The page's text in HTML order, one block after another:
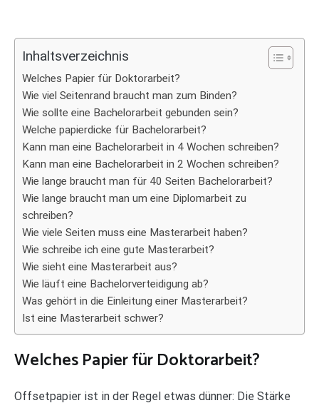
Inhaltsverzeichnis
Welches Papier für Doktorarbeit?
Wie viel Seitenrand braucht man zum Binden?
Wie sollte eine Bachelorarbeit gebunden sein?
Welche papierdicke für Bachelorarbeit?
Kann man eine Bachelorarbeit in 4 Wochen schreiben?
Kann man eine Bachelorarbeit in 2 Wochen schreiben?
Wie lange braucht man für 40 Seiten Bachelorarbeit?
Wie lange braucht man um eine Diplomarbeit zu
schreiben?
Wie viele Seiten muss eine Masterarbeit haben?
Wie schreibe ich eine gute Masterarbeit?
Wie sieht eine Masterarbeit aus?
Wie läuft eine Bachelorverteidigung ab?
Was gehört in die Einleitung einer Masterarbeit?
Ist eine Masterarbeit schwer?
Welches Papier für Doktorarbeit?
Offsetpapier ist in der Regel etwas dünner: Die Stärke